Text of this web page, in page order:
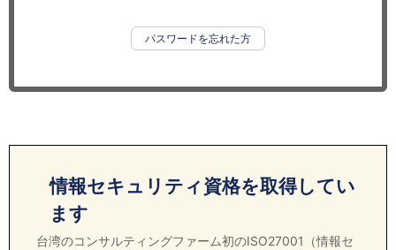
パスワードを忘れた方
情報セキュリティ資格を取得してい
ます
台湾のコンサルティングファーム初のISO27001（情報セ